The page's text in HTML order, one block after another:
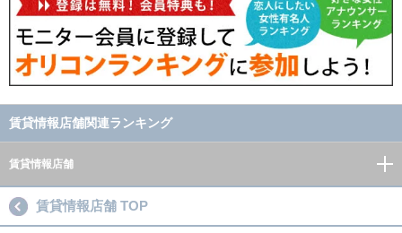
賃貸情報店舗関連ランキング
賃貸情報店舗
賃貸情報店舗 TOP